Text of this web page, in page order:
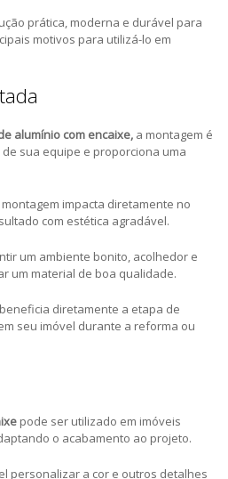
prática, moderna e durável para
motivos para utilizá-lo em
alumínio com encaixe, a montagem é
sua equipe e proporciona uma
impacta diretamente no
com estética agradável.
um ambiente bonito, acolhedor e
um material de boa qualidade.
diretamente a etapa de
seu imóvel durante a reforma ou
pode ser utilizado em imóveis
o acabamento ao projeto.
personalizar a cor e outros detalhes